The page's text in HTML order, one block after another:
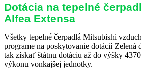
Dotácia na tepelné
Alfea Extensa
Všetky tepelné čerpadlá Mitsubishi
programe na poskytovanie dotácií Zelená
tak získať štátnu dotáciu až do výšky
výkonu vonkajšej jednotky.